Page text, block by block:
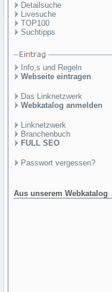
Detailsuche
Livesuche
TOP100
Suchtipps
Info,s und Regeln
Webseite eintragen
Das Linknetzwerk
Webkatalog anmelden
Linknetzwerk
Branchenbuch
FULL SEO
Passwort vergessen?
Aus unserem Webkatalog